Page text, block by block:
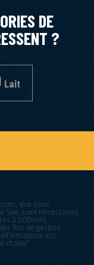
DE
?
Lait
que vous
Site, sont nécessaires
à SODIAAL
fins de gestion
est
charte"